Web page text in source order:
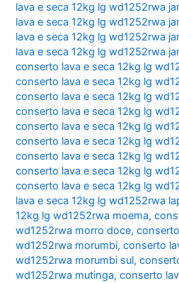
lava e seca 12kg lg wd1252rwa
lava e seca 12kg lg wd1252rwa
lava e seca 12kg lg wd1252rwa
lava e seca 12kg lg wd1252rwa
conserto lava e seca 12kg lg
conserto lava e seca 12kg lg
conserto lava e seca 12kg lg
conserto lava e seca 12kg lg
conserto lava e seca 12kg lg
conserto lava e seca 12kg lg
conserto lava e seca 12kg lg
conserto lava e seca 12kg lg
conserto lava e seca 12kg lg
lava e seca 12kg lg wd1252rwa
12kg lg wd1252rwa moema,
wd1252rwa morro doce,
wd1252rwa morumbi,conserto
wd1252rwa morumbi sul,
wd1252rwa mutinga,conserto